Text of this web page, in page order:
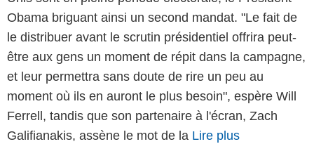
Obama briguant ainsi un second mandat. "Le fait de
le distribuer avant le scrutin présidentiel offrira peut-
être aux gens un moment de répit dans la campagne,
et leur permettra sans doute de rire un peu au
moment où ils en auront le plus besoin", espère Will
Ferrell, tandis que son partenaire à l'écran, Zach
Galifianakis, assène le mot de la Lire plus